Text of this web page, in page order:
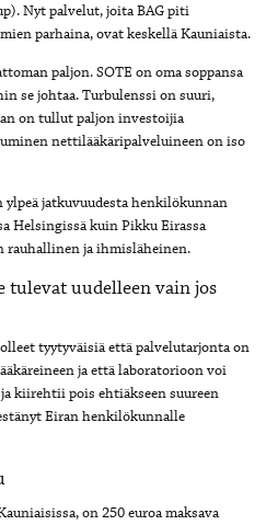
Nyt palvelut, joita BAG piti
parhaina, ovat keskellä Kauniaista.
paljon. SOTE on oma soppansa
se johtaa. Turbulenssi on suuri,
on tullut paljon investoijia
nettilääkäripalveluineen on iso
ylpeä jatkuvuudesta henkilökunnan
Helsingissä kuin Pikku Eirassa
rauhallinen ja ihmisläheinen.
tulevat uudelleen vain jos
tyytyväisiä että palvelutarjonta on
ja että laboratorioon voi
kiirehtii pois ehtiäkseen suureen
Eiran henkilökunnalle
on 250 euroa maksava